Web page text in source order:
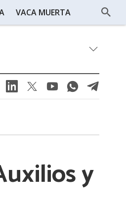
VACA MUERTA
y